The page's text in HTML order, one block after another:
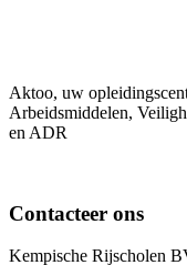
Aktoo, uw
Arbeidsmiddelen,
en ADR
Contacteer ons
Kempische Rijscholen